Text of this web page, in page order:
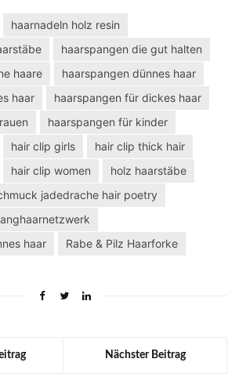
haarnadeln holz resin
haarspangen die gut halten
haare
haarspangen dünnes haar
haar
haarspangen für dickes haar
haarspangen für kinder
hair clip girls
hair clip thick hair
hair clip women
holz haarstäbe
jadedrache hair poetry
haar
Rabe & Pilz Haarforke
Nächster Beitrag